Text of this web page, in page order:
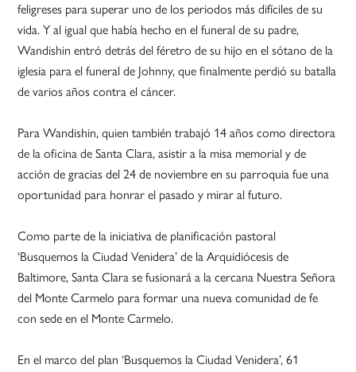
feligreses para superar uno de los periodos más difíciles de su
vida. Y al igual que había hecho en el funeral de su padre,
Wandishin entró detrás del féretro de su hijo en el sótano de la
iglesia para el funeral de Johnny, que finalmente perdió su batalla
de varios años contra el cáncer.
Para Wandishin, quien también trabajó 14 años como directora
de la oficina de Santa Clara, asistir a la misa memorial y de
acción de gracias del 24 de noviembre en su parroquia fue una
oportunidad para honrar el pasado y mirar al futuro.
Como parte de la iniciativa de planificación pastoral
‘Busquemos la Ciudad Venidera’ de la Arquidiócesis de
Baltimore, Santa Clara se fusionará a la cercana Nuestra Señora
del Monte Carmelo para formar una nueva comunidad de fe
con sede en el Monte Carmelo.
En el marco del plan ‘Busquemos la Ciudad Venidera’, 61